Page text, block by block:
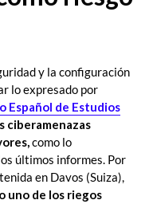
y la configuración
lo expresado por
Español de Estudios
ciberamenazas
como lo
últimos informes. Por
en Davos (Suiza),
uno de los riegos